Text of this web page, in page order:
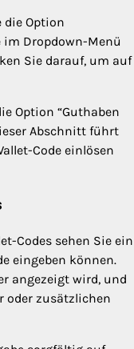
die Option
im Dropdown-Menü
Sie darauf, um auf
Option “Guthaben
Abschnitt führt
Code einlösen
Codes sehen Sie ein
eingeben können.
angezeigt wird, und
oder zusätzlichen